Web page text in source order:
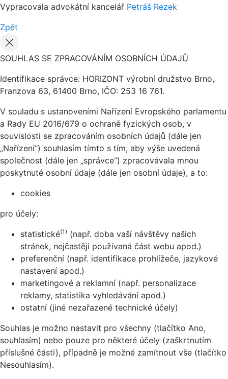
Vypracovala advokátní kancelář Petráš Rezek
Zpět
SOUHLAS SE ZPRACOVÁNÍM OSOBNÍCH ÚDAJŮ
Identifikace správce: HORIZONT výrobní družstvo Brno,
Franzova 63, 61400 Brno, IČO: 253 16 761.
V souladu s ustanoveními Nařízení Evropského parlamentu
a Rady EU 2016/679 o ochraně fyzických osob, v
souvislosti se zpracováním osobních údajů (dále jen
„Nařízení“) souhlasím tímto s tím, aby výše uvedená
společnost (dále jen „správce“) zpracovávala mnou
poskytnuté osobní údaje (dále jen osobní údaje), a to:
cookies
pro účely:
statistické(1) (např. doba vaší návštěvy našich
stránek, nejčastěji používaná část webu apod.)
preferenční (např. identifikace prohlížeče, jazykové
nastavení apod.)
marketingové a reklamní (např. personalizace
reklamy, statistika vyhledávání apod.)
ostatní (jiné nezařazené technické účely)
Souhlas je možno nastavit pro všechny (tlačítko Ano,
souhlasím) nebo pouze pro některé účely (zaškrtnutím
příslušné části), případně je možné zamítnout vše (tlačítko
Nesouhlasím).